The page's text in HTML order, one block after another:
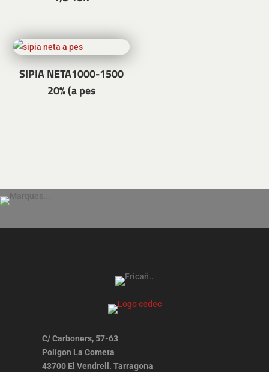
SIPIA NETA1000-1500
20% (a pes
C/ Carboners, 57-63
Polígon La Cometa
43700 El Vendrell. Tarragona